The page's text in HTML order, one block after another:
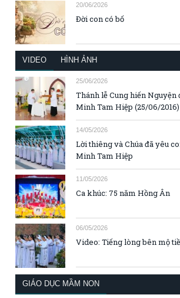
20/06/2026
Đời con có bố
VIDEO HÌNH ẢNH
25/06/2026
Thánh lễ Cung hiến
Minh Tam Hiệp (25/06/2016)
14/05/2026
Lời thiêng và Chúa đã yêu
Minh Tam Hiệp
11/05/2026
Ca khúc: 75 năm Hồng Ân
06/05/2026
Video: Tiếng lòng bên mộ
GIÁO DỤC MẦM NON